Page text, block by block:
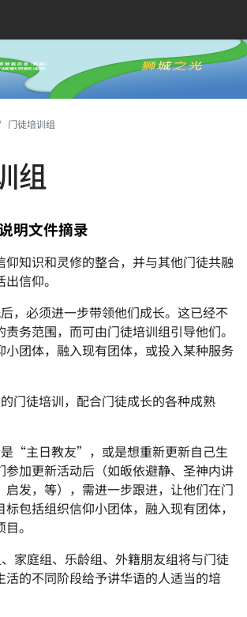
门徒培训组
组
明文件摘录
仰知识和灵修的整合，并与其他门徒共融
信仰。
，必须进一步带领他们成长。这已经不
务范围，而可由门徒培训组引导他们。
小团体，融入现有团体，或投入某种服务
门徒培训，配合门徒成长的各种成熟
“主日教友”，或是想重新更新自己生
参加更新活动后（如皈依避静、圣神内讲
启发，等），需进一步跟进，让他们在门
包括组织信仰小团体，融入现有团体，
。
家庭组、乐龄组、外籍朋友组将与门徒
活的不同阶段给予讲华语的人适当的培